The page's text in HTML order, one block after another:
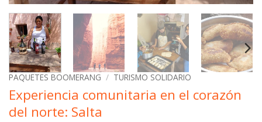
PAQUETES BOOMERANG / TURISMO SOLIDARIO
Experiencia comunitaria en el corazón
del norte: Salta